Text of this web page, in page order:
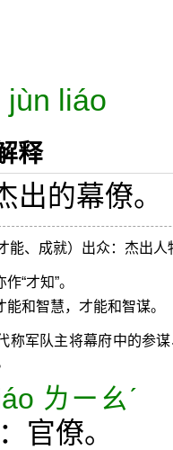
jùn liáo
释
出的幕僚。
能、成就）出众：杰出人
作“才知”。
能和智慧，才能和智谋。
称军队主将幕府中的参
ㄌㄧㄠˊ
官僚。